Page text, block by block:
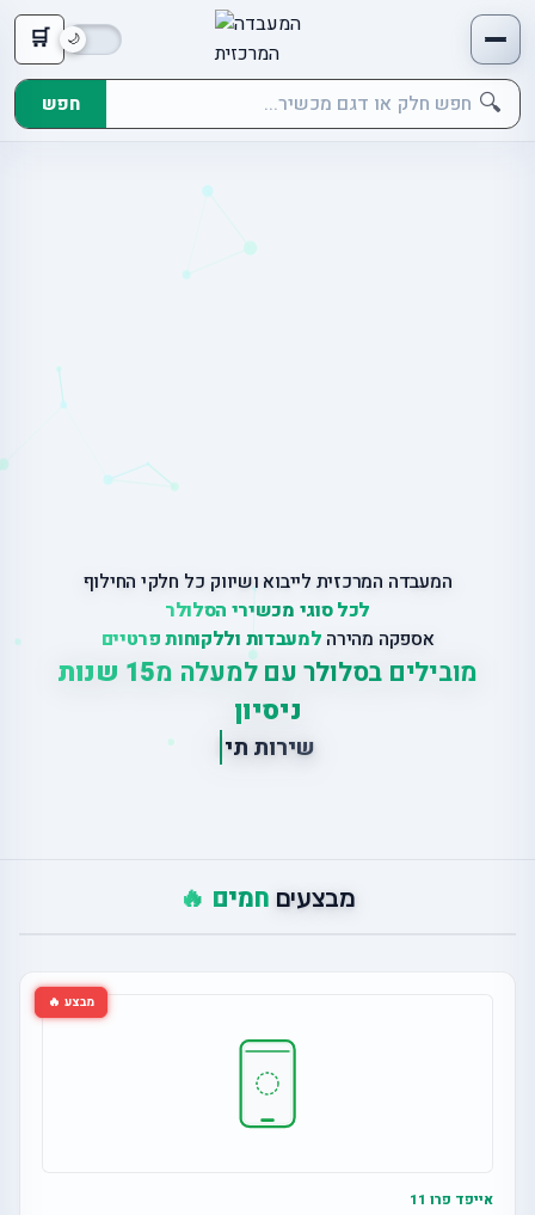
🛒
🔍 חפש
המעבדה המרכזית לייבוא ושיווק כל חלקי החילוף
לכל סוגי מכשירי הסלולר
אספקה מהירה למעבדות וללקוחות פרטיים
מובילים בסלולר עם למעלה מ
15 שנות
ניסיון
ותתיק ונים
מבצעים חמים 🔥
מבצע 🔥
אייפד פרו 11